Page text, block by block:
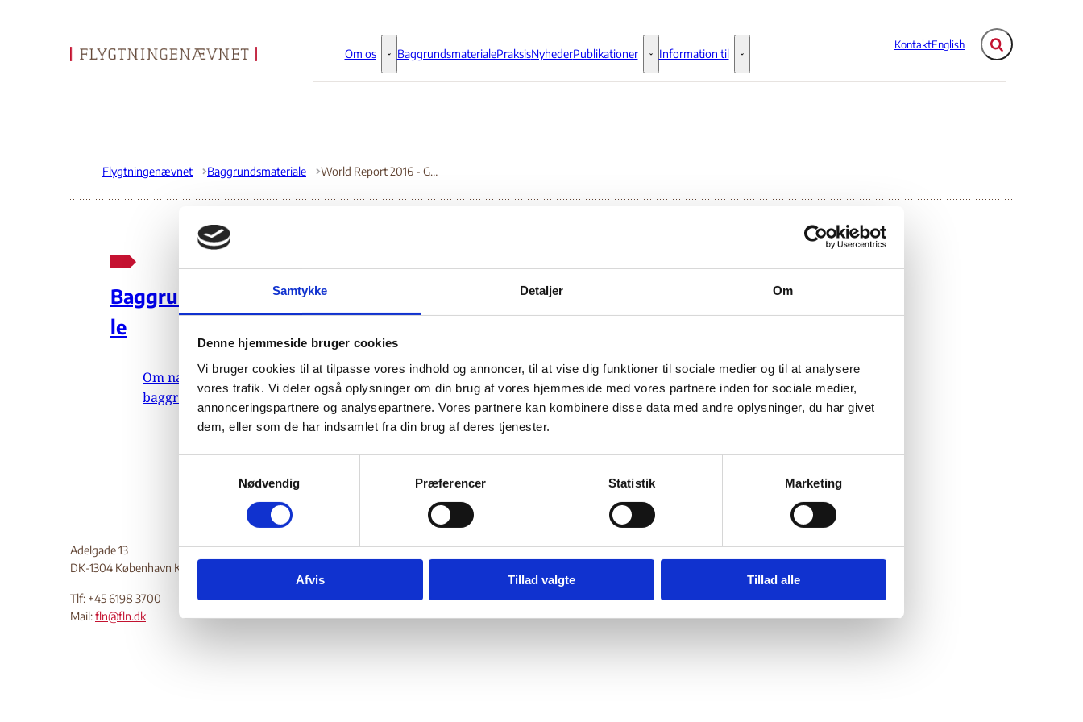
Samtykke Detaljer Om
Denne hjemmeside bruger cookies
Vi bruger cookies til at tilpasse vores indhold og annoncer, til at vise dig funktioner til sociale medier og til at analysere
vores trafik. Vi deler også oplysninger om din brug af vores hjemmeside med vores partnere inden for sociale medier,
annonceringspartnere og analysepartnere. Vores partnere kan kombinere disse data med andre oplysninger, du har givet
dem, eller som de har indsamlet fra din brug af deres tjenester.
v
Nødvendig Præferencer Statistik Marketing
Afvis Tillad valgte Tillad alle
Gå til forsiden
KontaktEnglish Fold søgefelt ud
Om os Om os - Flere links
BaggrundsmaterialePraksisNyhederPublikationer Publikationer - Flere links
Information til Information til - Flere links
Flygtningenævnet Baggrundsmateriale World Report 2016 - Gambia
Baggrundsmateria
le
Om nævnets
baggrundsmateriale
World Report 2016 - Gambia
Adelgade 13
DK-1304 København K
Tlf: +45 6198 3700
Mail:fln@fln.dk
Digital Post - Borger
Tilgængelighedserklæring
Relevante links